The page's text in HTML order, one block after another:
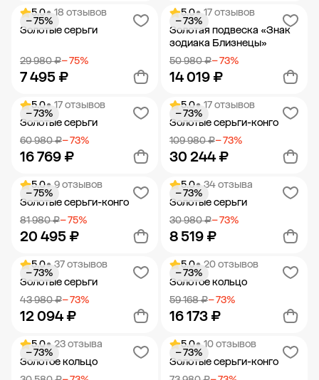
Добавить в корзину Добавить в корзину
5.0• 18 отзывов
Золотые серьги
29 980 ₽− 75%
7 495 ₽
− 75%
Добавить в корзину
5.0• 17 отзывов
Золотая подвеска «Знак
зодиака Близнецы»
50 980 ₽− 73%
14 019 ₽
− 73%
Добавить в корзину
5.0• 17 отзывов
Золотые серьги
60 980 ₽− 73%
16 769 ₽
− 73%
Добавить в корзину
5.0• 17 отзывов
Золотые серьги-конго
109 980 ₽− 73%
30 244 ₽
− 73%
Добавить в корзину
5.0• 9 отзывов
Золотые серьги-конго
81 980 ₽− 75%
20 495 ₽
− 75%
Добавить в корзину
5.0• 34 отзыва
Золотые серьги
30 980 ₽− 73%
8 519 ₽
− 73%
Добавить в корзину
5.0• 37 отзывов
Золотые серьги
43 980 ₽− 73%
12 094 ₽
− 73%
Добавить в корзину
5.0• 20 отзывов
Золотое кольцо
59 168 ₽− 73%
16 173 ₽
− 73%
Добавить в корзину
5.0• 23 отзыва
Золотое кольцо
− 73%
5.0• 10 отзывов
Золотые серьги-конго
− 73%